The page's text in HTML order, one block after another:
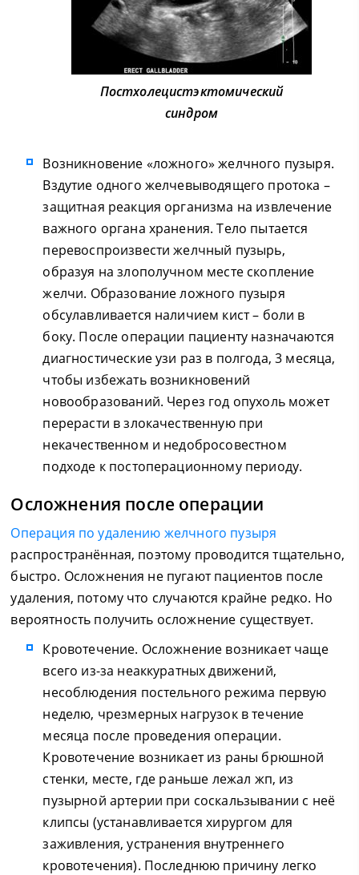
Постхолецистэктомический
синдром
Возникновение «ложного» желчного пузыря.
Вздутие одного желчевыводящего протока –
защитная реакция организма на извлечение
важного органа хранения. Тело пытается
перевоспроизвести желчный пузырь,
образуя на злополучном месте скопление
желчи. Образование ложного пузыря
обсулавливается наличием кист – боли в
боку. После операции пациенту назначаются
диагностические узи раз в полгода, 3 месяца,
чтобы избежать возникновений
новообразований. Через год опухоль может
перерасти в злокачественную при
некачественном и недобросовестном
подходе к постоперационному периоду.
Осложнения после операции
Операция по удалению желчного пузыря
распространённая, поэтому проводится тщательно,
быстро. Осложнения не пугают пациентов после
удаления, потому что случаются крайне редко. Но
вероятность получить осложнение существует.
Кровотечение. Осложнение возникает чаще
всего из-за неаккуратных движений,
несоблюдения постельного режима первую
неделю, чрезмерных нагрузок в течение
месяца после проведения операции.
Кровотечение возникает из раны брюшной
стенки, месте, где раньше лежал жп, из
пузырной артерии при соскальзывании с неё
клипсы (устанавливается хирургом для
заживления, устранения внутреннего
кровотечения). Последнюю причину легко